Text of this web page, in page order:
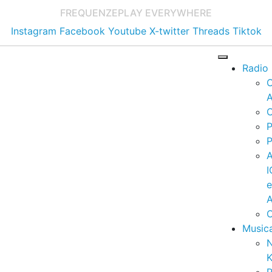
FREQUENZEPLAY EVERYWHERE
Instagram Facebook Youtube X-twitter Threads Tiktok
Radio
e